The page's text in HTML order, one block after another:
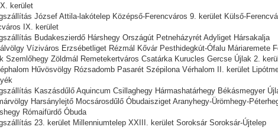
kerület
József Attila-lakótelep Középső-Ferencváros 9. kerület Külső-
IX. kerület
Budakeszierdő Hárshegy Országút Petneházyrét Adyliget Hársakalja
Víziváros Erzsébetliget Rézmál Kővár Pesthidegkút-Ófalu Máriaremete
Szemlőhegy Zöldmál Remetekertváros Csatárka Kurucles Gercse Újlak 2.
Hűvösvölgy Rózsadomb Pasarét Szépilona Vérhalom II. kerület
Kaszásdűlő Aquincum Csillaghegy Hármashatárhegy Békásmegyer
Harsánylejtő Mocsárosdűlő Óbudaisziget Aranyhegy-Ürömhegy-
Rómaifürdő Óbuda
23. kerület Millenniumtelep XXIII. kerület Soroksár Soroksár-Újtelep